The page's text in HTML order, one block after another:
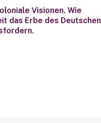
Visionen. Wie
das Erbe des Deutschen